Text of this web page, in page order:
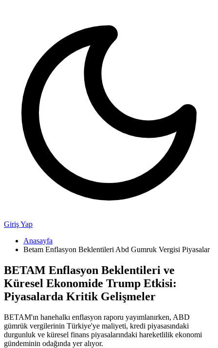
Giriş Yap
Anasayfa
Betam Enflasyon Beklentileri Abd Gumruk Vergisi Piyasalar
BETAM Enflasyon Beklentileri ve
Küresel Ekonomide Trump Etkisi:
Piyasalarda Kritik Gelişmeler
BETAM'ın hanehalkı enflasyon raporu yayımlanırken, ABD
gümrük vergilerinin Türkiye'ye maliyeti, kredi piyasasındaki
durgunluk ve küresel finans piyasalarındaki hareketlilik ekonomi
gündeminin odağında yer alıyor.